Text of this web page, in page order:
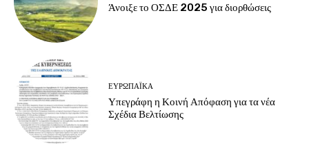
Άνοιξε το ΟΣΔΕ 2025 για διορθώσεις
ΕΥΡΩΠΑΪΚΆ
Υπεγράφη η Κοινή Απόφαση για τα νέα
Σχέδια Βελτίωσης